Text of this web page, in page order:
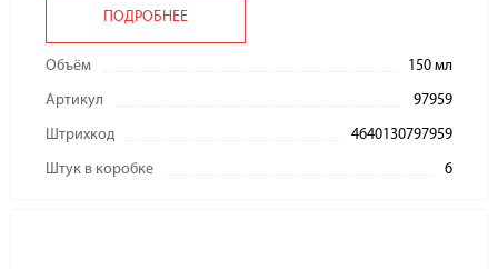
ПОДРОБНЕЕ
Объём 150 мл
Артикул 97959
Штрихкод 4640130797959
Штук в коробке 6